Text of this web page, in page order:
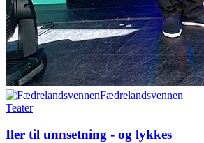
Fædrelandsvennen
Teater
Iler til unnsetning - og lykkes